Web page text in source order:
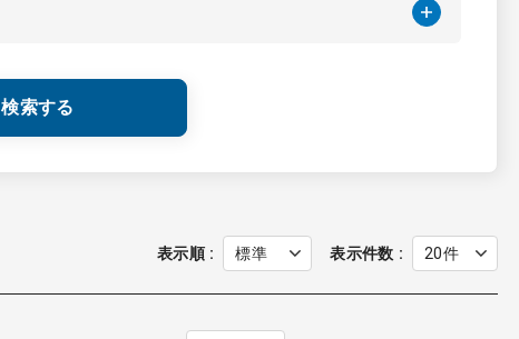
検索する
表示順 表示件数